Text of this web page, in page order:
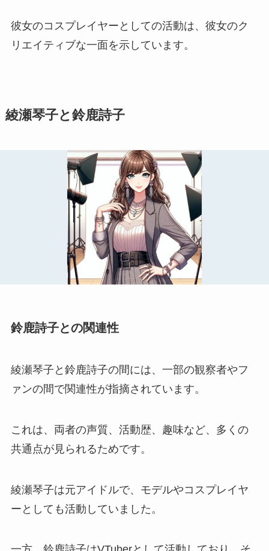
彼女のコスプレイヤーとしての活動は、彼女のク
リエイティブな一面を示しています。
綾瀬琴子と鈴鹿詩子
鈴鹿詩子との関連性
綾瀬琴子と鈴鹿詩子の間には、一部の観察者やフ
ァンの間で関連性が指摘されています。
これは、両者の声質、活動歴、趣味など、多くの
共通点が見られるためです。
綾瀬琴子は元アイドルで、モデルやコスプレイヤ
ーとしても活動していました。